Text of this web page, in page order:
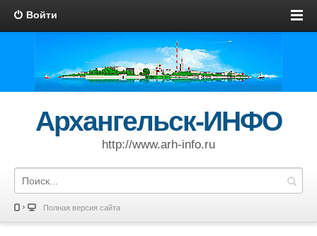
Войти
Архангельск-ИНФО
http://www.arh-info.ru
Полная версия сайта